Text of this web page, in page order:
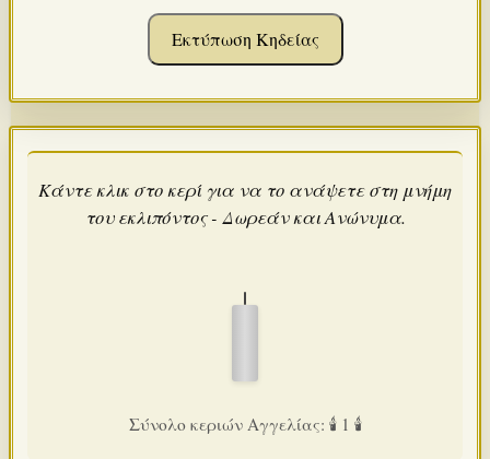
Εκτύπωση Κηδείας
Κάντε κλικ στο κερί για να το ανάψετε στη μνήμη
του εκλιπόντος - Δωρεάν και Ανώνυμα.
Σύνολο κεριών Αγγελίας: 🕯️ 1 🕯️